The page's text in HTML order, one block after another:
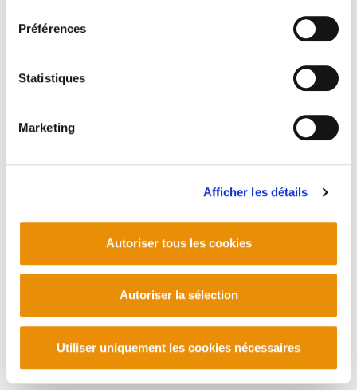
Préférences
Statistiques
Marketing
Afficher les détails
Autoriser tous les cookies
Autoriser la sélection
Utiliser uniquement les cookies nécessaires
Contact